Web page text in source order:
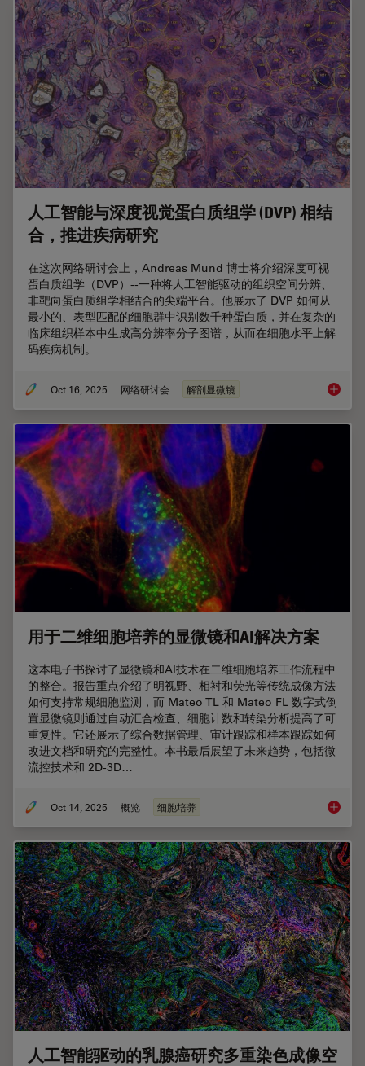
人工智能与深度视觉蛋白质组学 (DVP) 相结
合，推进疾病研究
在这次网络研讨会上，Andreas Mund 博士将介绍深度可视
蛋白质组学（DVP）--一种将人工智能驱动的组织空间分辨、
非靶向蛋白质组学相结合的尖端平台。他展示了 DVP 如何从
最小的、表型匹配的细胞群中识别数千种蛋白质，并在复杂的
临床组织样本中生成高分辨率分子图谱，从而在细胞水平上解
码疾病机制。
Oct 16, 2025 网络研讨会 解剖显微镜 人工智
用于二维细胞培养的显微镜和AI解决方案
这本电子书探讨了显微镜和AI技术在二维细胞培养工作流程中
的整合。报告重点介绍了明视野、相衬和荧光等传统成像方法
如何支持常规细胞监测，而 Mateo TL 和 Mateo FL 数字式倒
置显微镜则通过自动汇合检查、细胞计数和转染分析提高了可
重复性。它还展示了综合数据管理、审计跟踪和样本跟踪如何
改进文档和研究的完整性。本书最后展望了未来趋势，包括微
流控技术和 2D-3D…
Oct 14, 2025 概览 细胞培养 用于二
人工智能驱动的乳腺癌研究多重染色成像空